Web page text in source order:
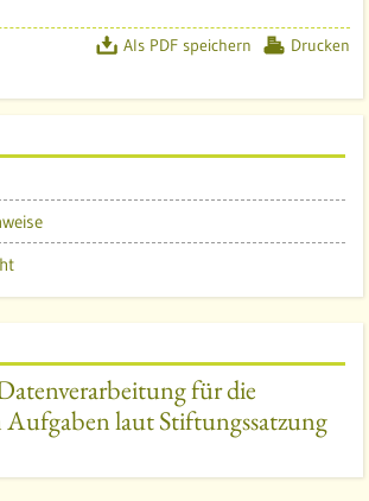
Drucken
Als PDF speichern
für die
laut Stiftungssatzung